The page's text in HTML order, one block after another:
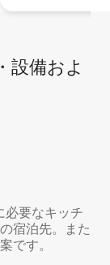
設⁠備⁠およ
必要なキッチ
宿泊先。また
です。